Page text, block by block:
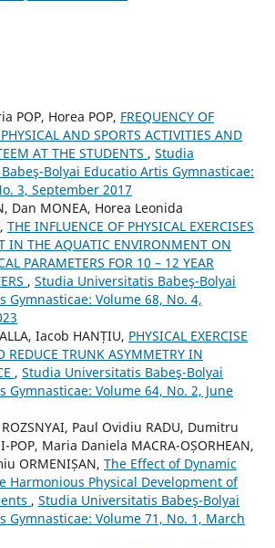
POP, Horea POP, FREQUENCY OF
AND SPORTS ACTIVITIES AND
AT THE STUDENTS , Studia
Bolyai Educatio Artis Gymnasticae:
3, September 2017
Dan MONEA, Horea Leonida
THE INFLUENCE OF PHYSICAL EXERCISES
IN THE AQUATIC ENVIRONMENT ON
PARAMETERS FOR 10 – 12 YEAR
, Studia Universitatis Babeş-Bolyai
Gymnasticae: Volume 68, No. 4,
Iacob HANȚIU, PHYSICAL EXERCISE
REDUCE TRUNK ASYMMETRY IN
, Studia Universitatis Babeş-Bolyai
Gymnasticae: Volume 64, No. 2, June
Paul Ovidiu RADU, Dumitru
POP, Maria Daniela MACRA-OȘORHEAN,
ORMENIȘAN, The Effect of Dynamic
Harmonious Physical Development of
, Studia Universitatis Babeş-Bolyai
Gymnasticae: Volume 71, No. 1, March